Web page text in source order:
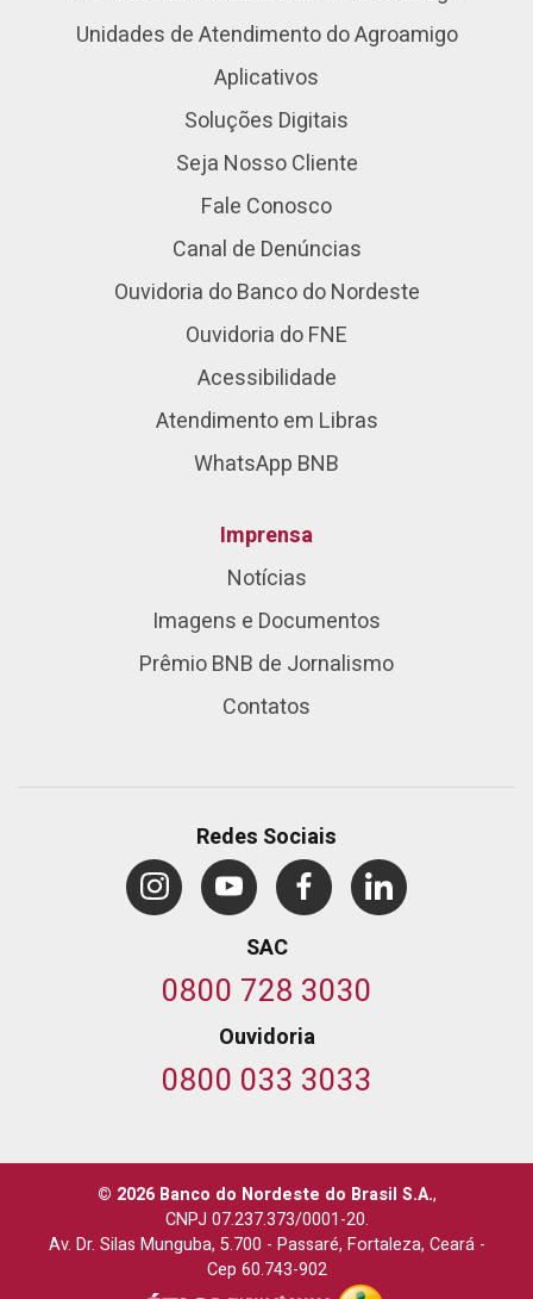
Unidades de Atendimento do Agroamigo
Aplicativos
Soluções Digitais
Seja Nosso Cliente
Fale Conosco
Canal de Denúncias
Ouvidoria do Banco do Nordeste
Ouvidoria do FNE
Acessibilidade
Atendimento em Libras
WhatsApp BNB
Imprensa
Notícias
Imagens e Documentos
Prêmio BNB de Jornalismo
Contatos
Redes Sociais
SAC
0800 728 3030
Ouvidoria
0800 033 3033
© 2026 Banco do Nordeste do Brasil S.A.,
CNPJ 07.237.373/0001-20.
Av. Dr. Silas Munguba, 5.700 - Passaré, Fortaleza, Ceará-
Cep 60.743-902